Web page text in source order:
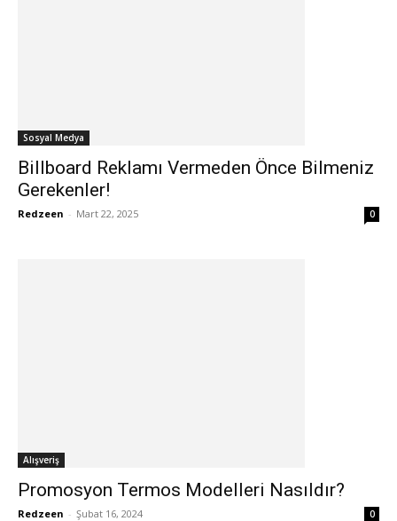
Sosyal Medya
Billboard Reklamı Vermeden Önce Bilmeniz
Gerekenler!
Redzeen - Mart 22, 2025 0
Alışveriş
Promosyon Termos Modelleri Nasıldır?
Redzeen - Şubat 16, 2024 0